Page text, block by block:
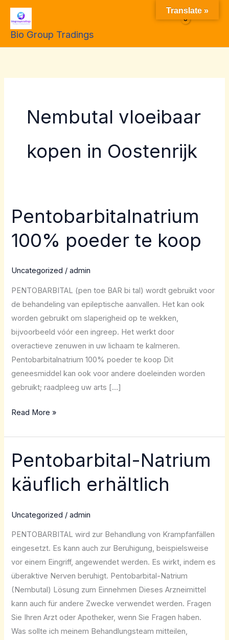
Skip
contentBio Group Tradings
0.00
Nembutal vloeibaar
kopen in Oostenrijk
Pentobarbitalnatrium
100% poeder te koop
Uncategorized /admin
PENTOBARBITAL (pen toe BAR bi tal) wordt gebruikt voor
de behandeling van epileptische aanvallen. Het kan ook
worden gebruikt om slaperigheid op te wekken,
bijvoorbeeld vóór een ingreep. Het werkt door
overactieve zenuwen in uw lichaam te kalmeren.
Pentobarbitalnatrium 100% poeder te koop Dit
geneesmiddel kan ook voor andere doeleinden worden
gebruikt; raadpleeg uw arts […]
Pentobarbitalnatrium
100%
poeder
koop
Read More »
Pentobarbital-Natrium
käuflich erhältlich
Uncategorized /admin
PENTOBARBITAL wird zur Behandlung von Krampfanfällen
eingesetzt. Es kann auch zur Beruhigung, beispielsweise
vor einem Eingriff, angewendet werden. Es wirkt, indem es
überaktive Nerven beruhigt. Pentobarbital-Natrium
(Nembutal) Lösung zum Einnehmen Dieses Arzneimittel
kann auch für andere Zwecke verwendet werden. Fragen
Sie Ihren Arzt oder Apotheker, wenn Sie Fragen haben.
Was sollte ich meinem Behandlungsteam mitteilen,
Pentobarbital-
Natrium
käuflich
Translate »